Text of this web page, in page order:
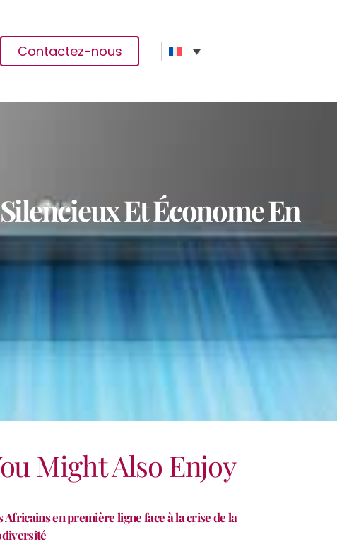
Contactez-nous
Et Économe En
Might Also Enjoy
Africains en première ligne face à la crise de la